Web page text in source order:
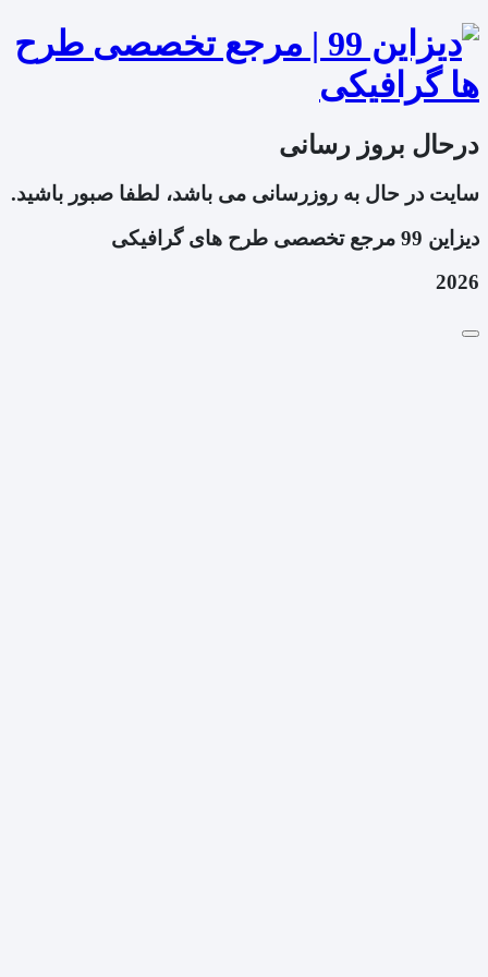
درحال بروز رسانی
سایت در حال به روزرسانی می باشد، لطفا صبور باشید.
دیزاین 99 مرجع تخصصی طرح های گرافیکی
2026